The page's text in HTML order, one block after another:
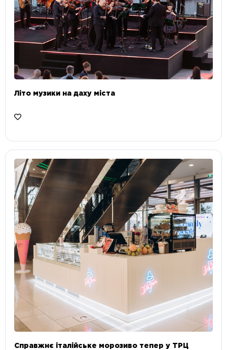
Літо музики на даху міста
Справжнє італійське морозиво тепер у ТРЦ